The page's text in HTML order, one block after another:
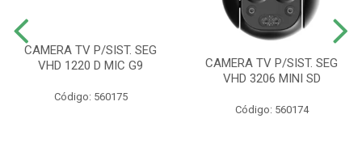
CAMERA TV P/SIST. SEG
VHD 1220 D MIC G9
Código: 560175
CAMERA TV P/SIST. SEG
VHD 3206 MINI SD
Código: 560174